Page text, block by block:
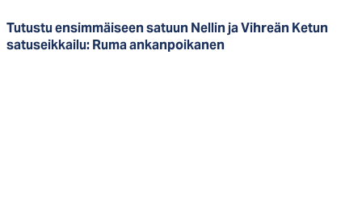
Tutustu ensimmäiseen satuun Nellin ja Vihreän Ketun
satuseikkailu: Ruma ankanpoikanen